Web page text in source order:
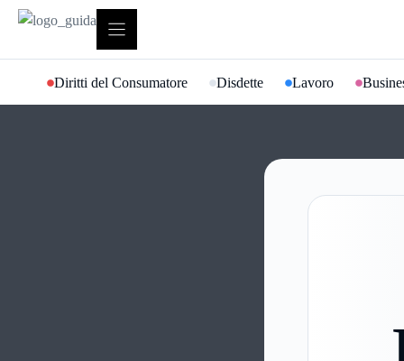
contenuto
Diritti del Consumatore
Disdette Lavoro